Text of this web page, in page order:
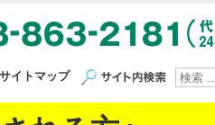
サイトマップ サイト内